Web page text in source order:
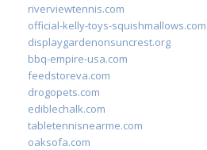
riverviewtennis.com
official-kelly-toys-squishmallows.com
displaygardenonsuncrest.org
bbq-empire-usa.com
feedstoreva.com
drogopets.com
ediblechalk.com
tabletennisnearme.com
oaksofa.com